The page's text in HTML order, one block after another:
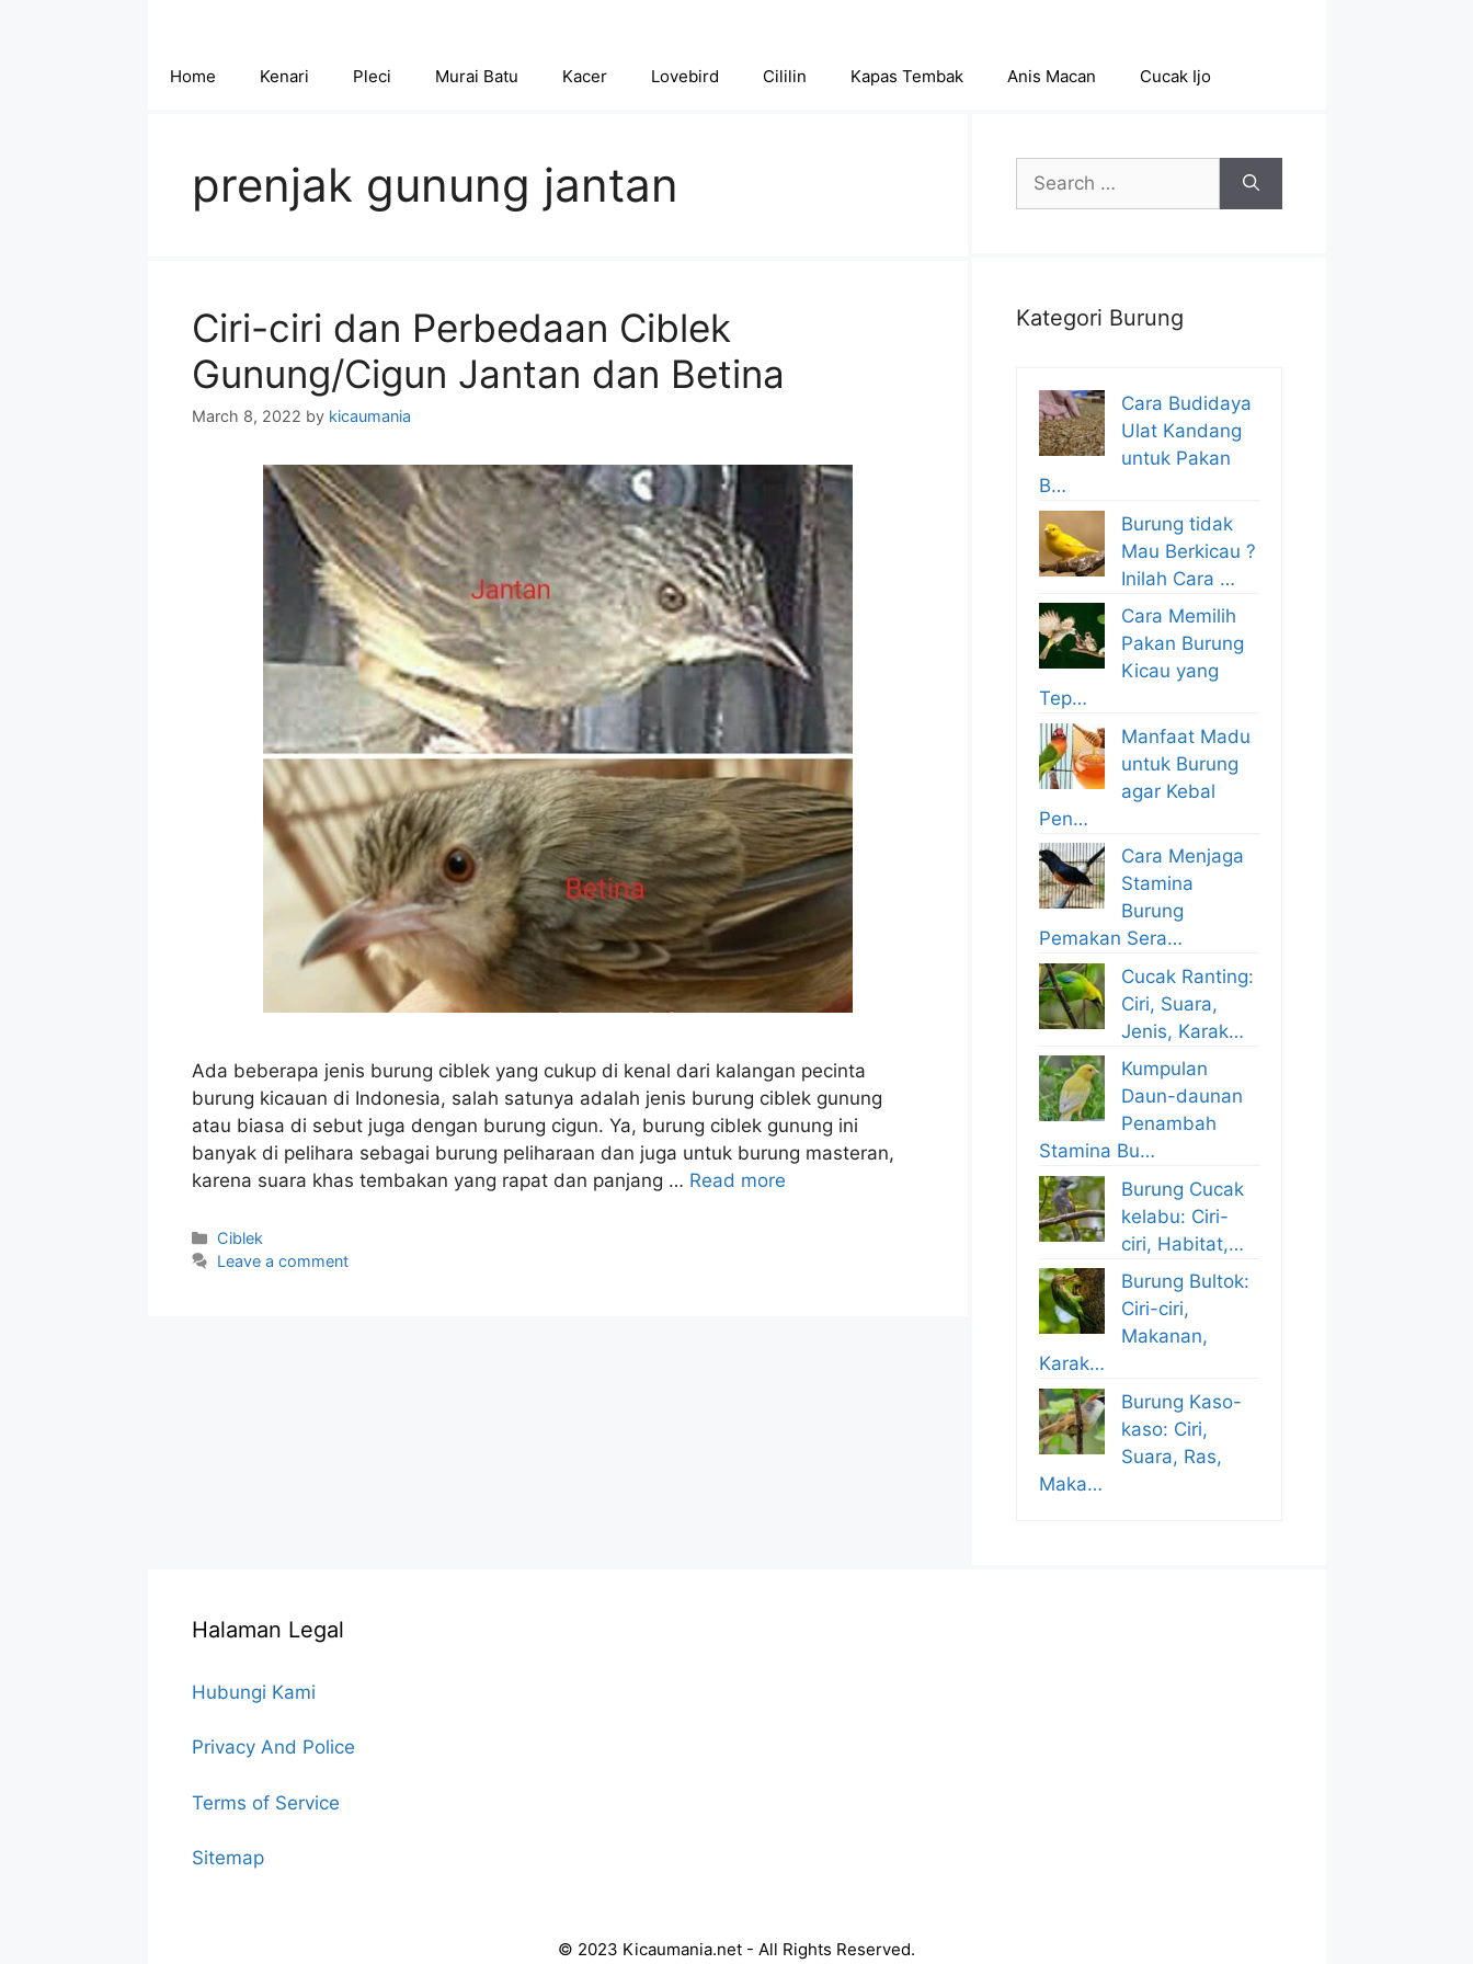
Home Kenari Pleci Murai Batu Kacer Lovebird Cililin Kapas Tembak Anis Macan Cucak Ijo
prenjak gunung jantan
Ciri-ciri dan Perbedaan Ciblek
Gunung/Cigun Jantan dan Betina
March 8, 2022 by kicaumania
Ada beberapa jenis burung ciblek yang cukup di kenal dari kalangan pecinta
burung kicauan di Indonesia, salah satunya adalah jenis burung ciblek gunung
atau biasa di sebut juga dengan burung cigun. Ya, burung ciblek gunung ini
banyak di pelihara sebagai burung peliharaan dan juga untuk burung masteran,
karena suara khas tembakan yang rapat dan panjang … Read more
Categories
Ciblek
Leave a comment
Search
for:
Kategori Burung
Cara Budidaya
Ulat Kandang
untuk Pakan
B…
Burung tidak
Mau Berkicau ?
Inilah Cara …
Cara Memilih
Pakan Burung
Kicau yang
Tep…
Manfaat Madu
untuk Burung
agar Kebal
Pen…
Cara Menjaga
Stamina
Burung
Pemakan Sera…
Cucak Ranting:
Ciri, Suara,
Jenis, Karak…
Kumpulan
Daun-daunan
Penambah
Stamina Bu…
Burung Cucak
kelabu: Ciri-
ciri, Habitat,…
Burung Bultok:
Ciri-ciri,
Makanan,
Karak…
Burung Kaso-
kaso: Ciri,
Suara, Ras,
Maka…
Halaman Legal
Hubungi Kami
Privacy And Police
Terms of Service
Sitemap
© 2023 Kicaumania.net - All Rights Reserved.